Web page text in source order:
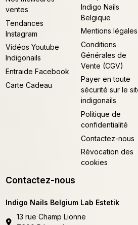
Nos meilleures
ventes
Tendances
Instagram
Vidéos Youtube
Indigonails
Entraide Facebook
d'expédition -
Indigo Nails
Belgique
Mentions légales
Conditions
Générales de
Vente (CGV)
Payer en toute
sécurité sur le site
indigonails
Politique de
confidentialité
Contactez-nous
Révocation des